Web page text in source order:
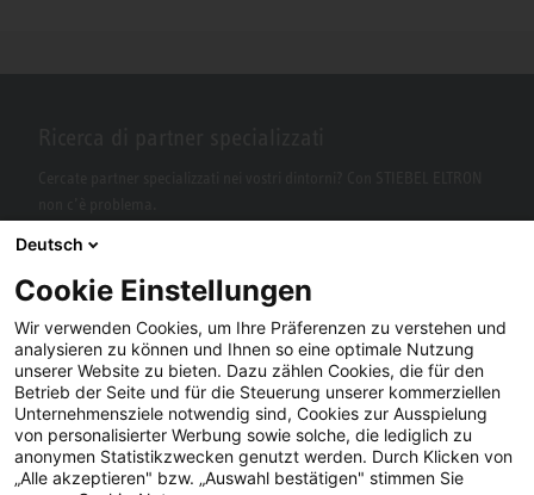
Facebook YouTube LinkedIn
Deutsch
Cookie Einstellungen
Wir verwenden Cookies, um Ihre Präferenzen zu verstehen und
analysieren zu können und Ihnen so eine optimale Nutzung
unserer Website zu bieten. Dazu zählen Cookies, die für den
Betrieb der Seite und für die Steuerung unserer kommerziellen
Unternehmensziele notwendig sind, Cookies zur Ausspielung
von personalisierter Werbung sowie solche, die lediglich zu
anonymen Statistikzwecken genutzt werden. Durch Klicken von
„Alle akzeptieren" bzw. „Auswahl bestätigen" stimmen Sie